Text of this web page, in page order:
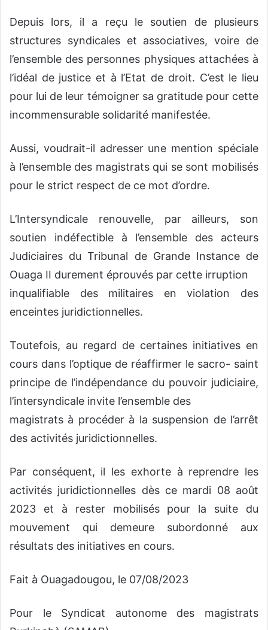
Depuis lors, il a reçu le soutien de plusieurs
structures syndicales et associatives, voire de
l’ensemble des personnes physiques attachées à
l’idéal de justice et à l’Etat de droit. C’est le lieu
pour lui de leur témoigner sa gratitude pour cette
incommensurable solidarité manifestée.
Aussi, voudrait-il adresser une mention spéciale
à l’ensemble des magistrats qui se sont mobilisés
pour le strict respect de ce mot d’ordre.
L’Intersyndicale renouvelle, par ailleurs, son
soutien indéfectible à l’ensemble des acteurs
Judiciaires du Tribunal de Grande Instance de
Ouaga II durement éprouvés par cette irruption
inqualifiable des militaires en violation des
enceintes juridictionnelles.
Toutefois, au regard de certaines initiatives en
cours dans l’optique de réaffirmer le sacro- saint
principe de l’indépendance du pouvoir judiciaire,
l’intersyndicale invite l’ensemble des
magistrats à procéder à la suspension de l’arrêt
des activités juridictionnelles.
Par conséquent, il les exhorte à reprendre les
activités juridictionnelles dès ce mardi 08 août
2023 et à rester mobilisés pour la suite du
mouvement qui demeure subordonné aux
résultats des initiatives en cours.
Fait à Ouagadougou, le 07/08/2023
Pour le Syndicat autonome des magistrats